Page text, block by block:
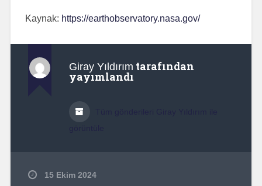
Kaynak: https://earthobservatory.nasa.gov/
Giray Yıldırım tarafından
yayımlandı
15 Ekim 2024